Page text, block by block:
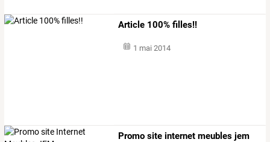
Article 100% filles!!
1 mai 2014
Promo site internet meubles jem